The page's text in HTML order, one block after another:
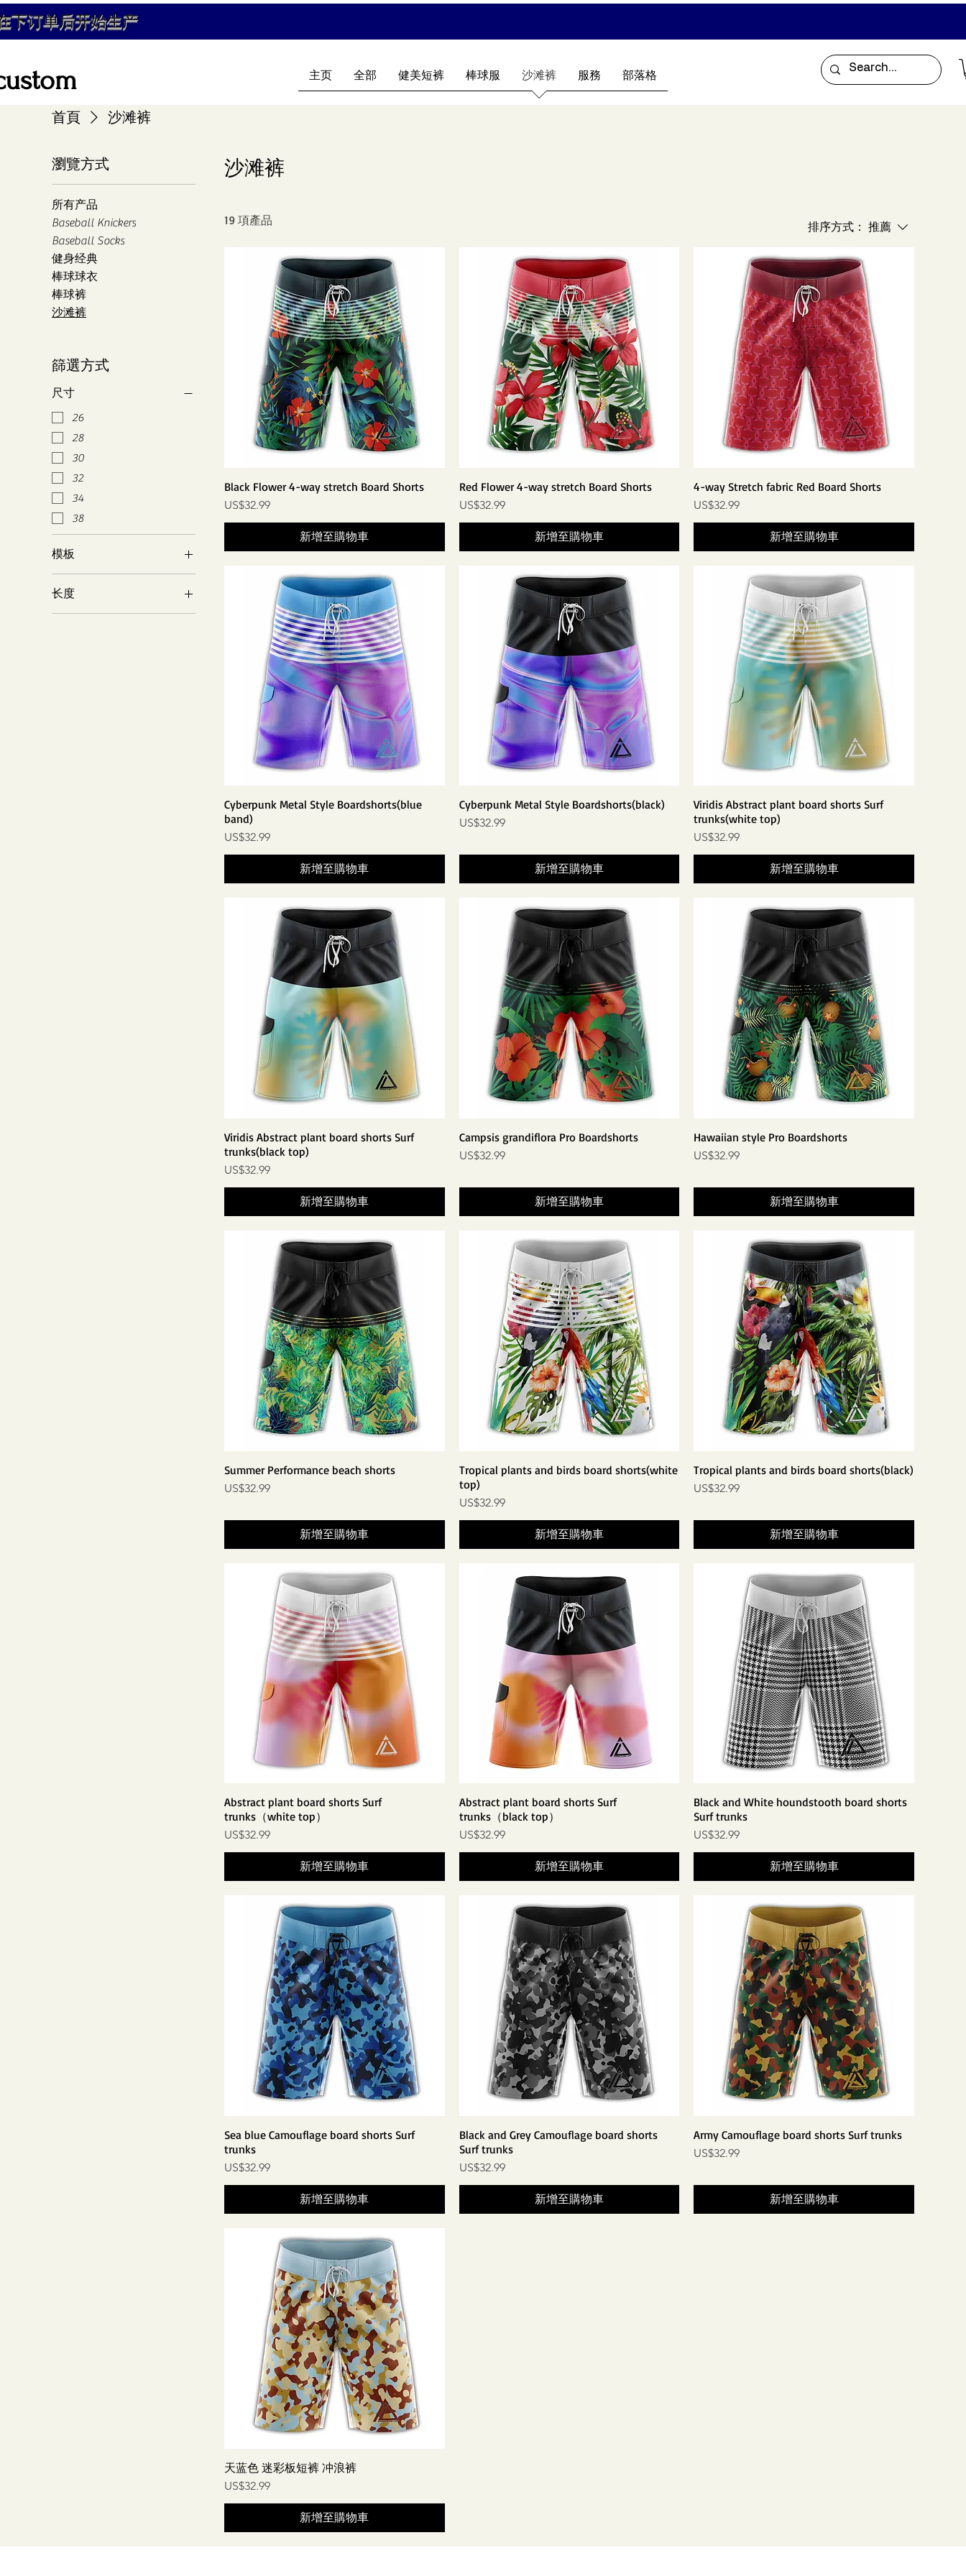
下订单后开始生产
主页 全部 健美短裤 棒球服 沙滩裤 服務 部落格
首頁 沙滩裤
瀏覽方式
所有产品
Baseball Knickers
Baseball Socks
健身经典
棒球球衣
棒球裤
沙滩裤
篩選方式
尺寸
26
28
30
32
34
38
模板
弧形底部
默认样式
长度
18英寸
沙滩裤
19 項產品 排序方式： 推薦
Black Flower 4-way stretch Board Shorts
價格
US$32.99
新增至購物車
Red Flower 4-way stretch Board Shorts
價格
US$32.99
新增至購物車
4-way Stretch fabric Red Board Shorts
價格
US$32.99
新增至購物車
Cyberpunk Metal Style Boardshorts(blue
band)
價格
US$32.99
新增至購物車
Cyberpunk Metal Style Boardshorts(black)
價格
US$32.99
新增至購物車
Viridis Abstract plant board shorts Surf
trunks(white top)
價格
US$32.99
新增至購物車
Viridis Abstract plant board shorts Surf
trunks(black top)
價格
US$32.99
新增至購物車
Campsis grandiflora Pro Boardshorts
價格
US$32.99
新增至購物車
Hawaiian style Pro Boardshorts
價格
US$32.99
新增至購物車
Summer Performance beach shorts
價格
US$32.99
新增至購物車
Tropical plants and birds board shorts(white
top)
價格
US$32.99
新增至購物車
Tropical plants and birds board shorts(black)
價格
US$32.99
新增至購物車
Abstract plant board shorts Surf
trunks（white top）
價格
US$32.99
新增至購物車
Abstract plant board shorts Surf
trunks（black top）
價格
US$32.99
新增至購物車
Black and White houndstooth board shorts
Surf trunks
價格
US$32.99
新增至購物車
Sea blue Camouflage board shorts Surf
trunks
價格
US$32.99
新增至購物車
Black and Grey Camouflage board shorts
Surf trunks
價格
US$32.99
新增至購物車
Army Camouflage board shorts Surf trunks
價格
US$32.99
新增至購物車
天蓝色 迷彩板短裤 冲浪裤
價格
US$32.99
新增至購物車